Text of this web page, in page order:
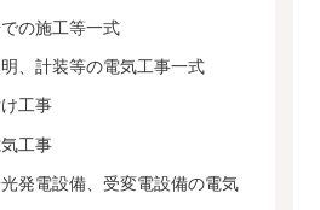
の施工等一式
、計装等の電気工事一式
工事
工事
発電設備、受変電設備の電気